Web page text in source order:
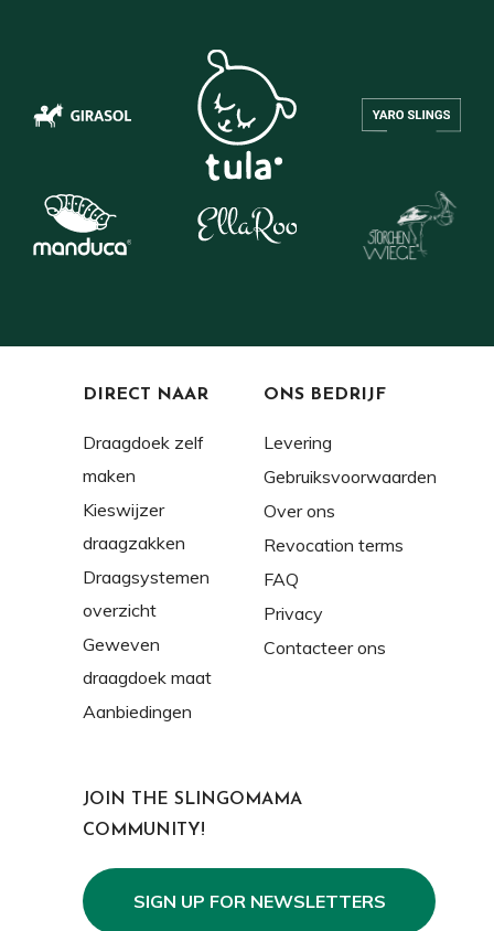
DIRECT NAAR
Draagdoek zelf
maken
Kieswijzer
draagzakken
Draagsystemen
overzicht
Geweven
draagdoek maat
Aanbiedingen
ONS BEDRIJF
Levering
Gebruiksvoorwaarden
Over ons
Revocation terms
FAQ
Privacy
Contacteer ons
JOIN THE SLINGOMAMA
COMMUNITY!
SIGN UP FOR NEWSLETTERS